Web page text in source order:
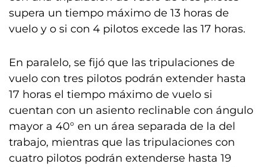
supera un tiempo máximo de 13 horas de
vuelo y o si con 4 pilotos excede las 17 horas.
En paralelo, se fijó que las tripulaciones de
vuelo con tres pilotos podrán extender hasta
17 horas el tiempo máximo de vuelo si
cuentan con un asiento reclinable con ángulo
mayor a 40° en un área separada de la del
trabajo, mientras que las tripulaciones con
cuatro pilotos podrán extenderse hasta 19